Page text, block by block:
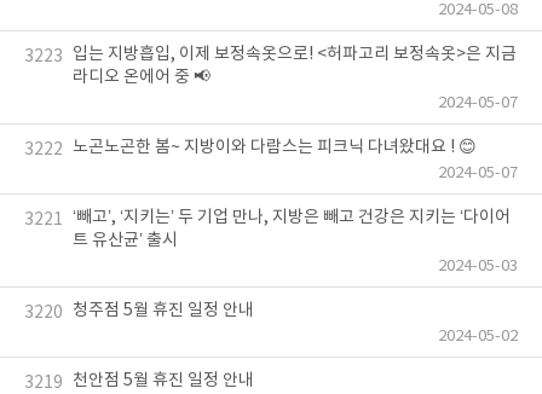
2024-05-08
3223
입는 지방흡입, 이제 보정속옷으로! <허파고리 보정속옷>은 지금
라디오 온에어 중 📢
2024-05-07
3222 노곤노곤한 봄~ 지방이와 다람스는 피크닉 다녀왔대요 ! 😊
2024-05-07
3221
‘빼고’, ‘지키는’ 두 기업 만나, 지방은 빼고 건강은 지키는 ‘다이어
트 유산균’ 출시
2024-05-03
3220 청주점 5월 휴진 일정 안내
2024-05-02
3219 천안점 5월 휴진 일정 안내